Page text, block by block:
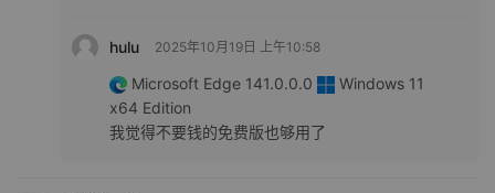
hulu 2025年10月19日 上午10:58
Microsoft Edge 141.0.0.0
Windows 11
x64 Edition
我觉得不要钱的免费版也够用了